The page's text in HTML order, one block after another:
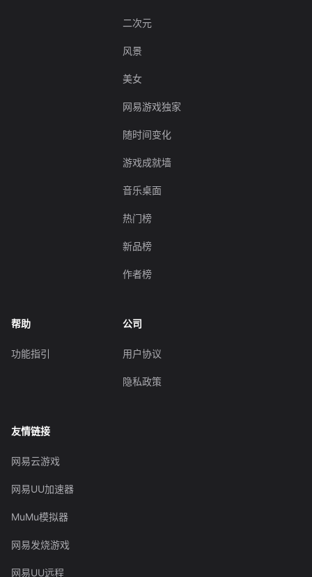
二次元
风景
美女
网易游戏独家
随时间变化
游戏成就墙
音乐桌面
热门榜
新品榜
作者榜
帮助
功能指引
公司
用户协议
隐私政策
友情链接
网易云游戏
网易UU加速器
MuMu模拟器
网易发烧游戏
网易UU远程